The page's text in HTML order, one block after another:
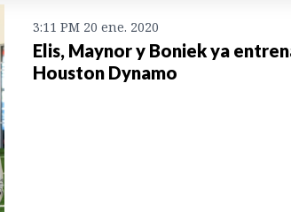
3:11 PM 20 ene. 2020
Elis, Maynor y Boniek ya
Houston Dynamo